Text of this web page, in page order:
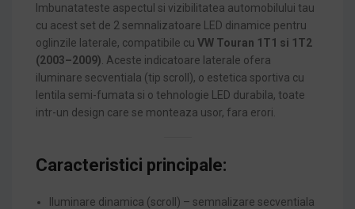
Imbunatateste aspectul si vizibilitatea automobilului tau
cu acest set de 2 semnalizatoare LED dinamice pentru
oglinzile laterale, compatibile cu VW Touran 1T1 si 1T2
(2003–2009) . Aceste indicatoare laterale ofera
iluminare secventiala (tip scroll), o estetica sportiva cu
lentila semi-fumata si o tehnologie LED durabila, toate
intr-un design care se monteaza usor, fara erori.
Caracteristici principale:
Iluminare dinamica (scroll) – semnalizare secventiala